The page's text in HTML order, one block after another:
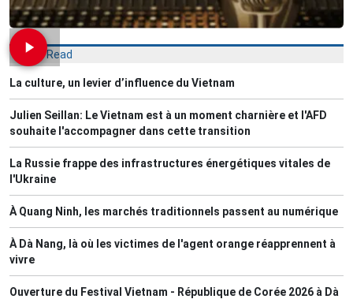
Most Read
La culture, un levier d’influence du Vietnam
Julien Seillan: Le Vietnam est à un moment charnière et l'AFD
souhaite l'accompagner dans cette transition
La Russie frappe des infrastructures énergétiques vitales de
l'Ukraine
À Quang Ninh, les marchés traditionnels passent au numérique
À Dà Nang, là où les victimes de l'agent orange réapprennent à
vivre
Ouverture du Festival Vietnam - République de Corée 2026 à Dà